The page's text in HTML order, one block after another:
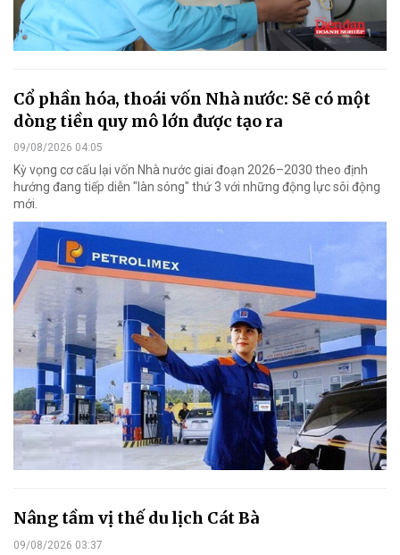
Cổ phần hóa, thoái vốn Nhà nước: Sẽ có một
dòng tiền quy mô lớn được tạo ra
09/08/2026 04:05
Kỳ vọng cơ cấu lại vốn Nhà nước giai đoạn 2026–2030 theo định
hướng đang tiếp diễn "làn sóng" thứ 3 với những động lực sôi động
mới.
Nâng tầm vị thế du lịch Cát Bà
09/08/2026 03:37